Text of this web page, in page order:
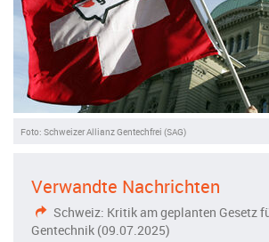
Foto: Schweizer Allianz Gentechfrei (SAG)
Verwandte Nachrichten
Schweiz: Kritik am geplanten Gesetz
Gentechnik (09.07.2025)